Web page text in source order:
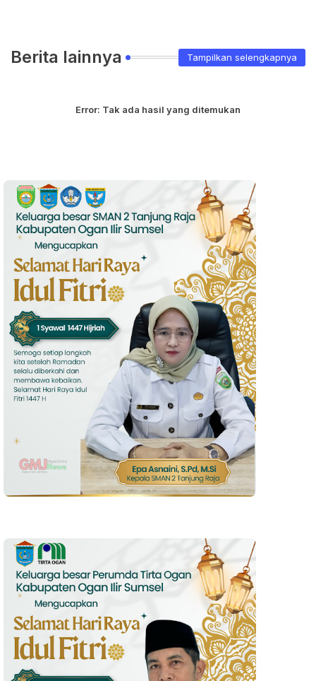
Berita lainnya Tampilkan selengkapnya
Error: Tak ada hasil yang ditemukan